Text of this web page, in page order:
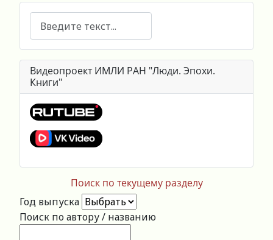
Видеопроект ИМЛИ РАН "Люди. Эпохи.
Книги"
Поиск по текущему разделу
Год выпуска
Поиск по автору / названию